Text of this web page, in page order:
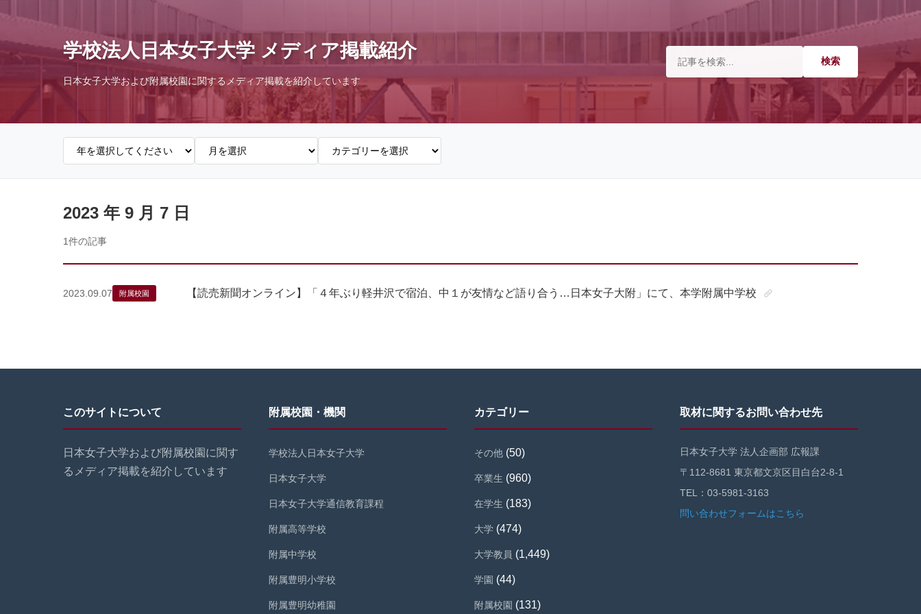
学校法人日本女子大学 メディア掲載紹介
日本女子大学および附属校園に関するメディア掲載を紹介しています
2023 年 9 月 7 日
1件の記事
2023.09.07 附属校園 【読売新聞オンライン】「４年ぶり軽井沢で宿泊、中１が友情など語り合う…日本女子大附」にて、本学附属中学校
このサイトについて
日本女子大学および附属校園に関す
るメディア掲載を紹介しています
附属校園・機関
学校法人日本女子大学
日本女子大学
日本女子大学通信教育課程
附属高等学校
附属中学校
附属豊明小学校
附属豊明幼稚園
カテゴリー
その他 (50)
卒業生 (960)
在学生 (183)
大学 (474)
大学教員 (1,449)
学園 (44)
附属校園 (131)
取材に関するお問い合わせ先
日本女子大学 法人企画部 広報課
〒112-8681 東京都文京区目白台2-8-1
TEL：03-5981-3163
問い合わせフォームはこちら